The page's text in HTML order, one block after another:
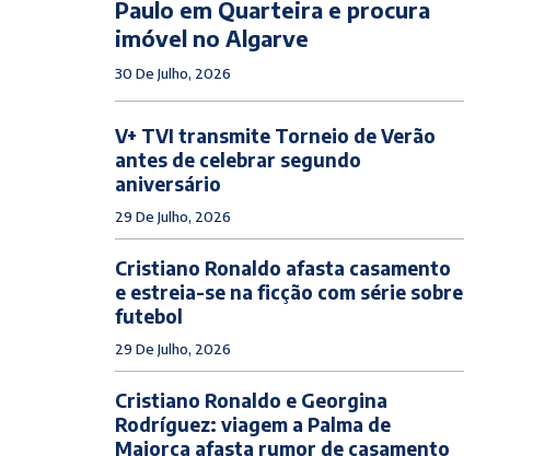
Paulo em Quarteira e procura
imóvel no Algarve
30 De Julho, 2026
V+ TVI transmite Torneio de Verão
antes de celebrar segundo
aniversário
29 De Julho, 2026
Cristiano Ronaldo afasta casamento
e estreia-se na ficção com série sobre
futebol
29 De Julho, 2026
Cristiano Ronaldo e Georgina
Rodríguez: viagem a Palma de
Maiorca afasta rumor de casamento